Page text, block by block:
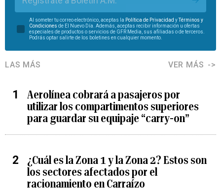
Al someter tu correo electrónico, aceptas la Política de Privacidad yTérminos y
Condiciones de El Nuevo Día. Además, aceptas recibir información u ofertas
especiales de productos o servicios de GFR Media, sus afiliadas o de terceros.
Podrás optar salirte de los boletines en cualquier momento.
LAS MÁS VER MÁS
Aerolínea cobrará a pasajeros por
utilizar los compartimentos superiores
para guardar su equipaje “carry-on”
¿Cuál es la Zona 1 y la Zona 2? Estos son
los sectores afectados por el
racionamiento en Carraízo